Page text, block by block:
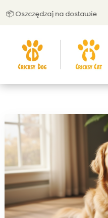
na dostawie